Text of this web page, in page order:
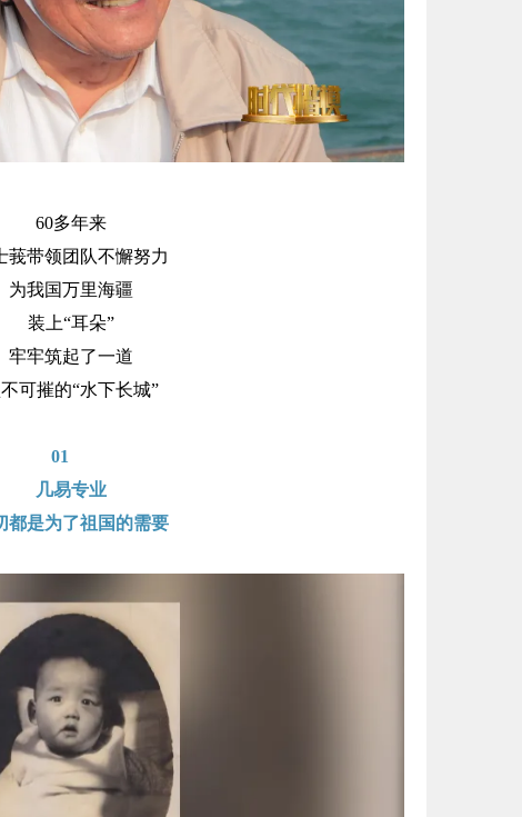
60多年来
莪带领团队不懈努力
为我国万里海疆
装上“耳朵”
牢牢筑起了一道
可摧的“水下长城”
01
几易专业
都是为了祖国的需要